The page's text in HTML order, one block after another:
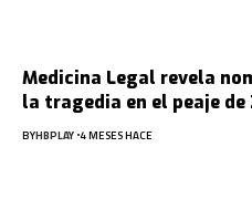
Medicina Legal revela
la tragedia en el peaje de
BYHBPLAY 4 MESES HACE